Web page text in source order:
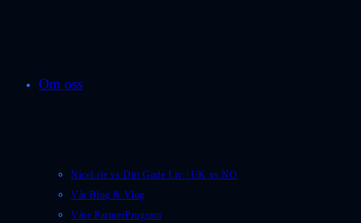
Om oss
NiceLife vs Ditt Gode Liv | UK vs NO
Vår Blog & Vlog
Våre PartnerProgram